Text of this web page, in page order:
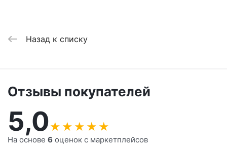
Назад к списку
Отзывы покупателей
5,0★ ★ ★ ★ ★
На основе 6 оценок с маркетплейсов